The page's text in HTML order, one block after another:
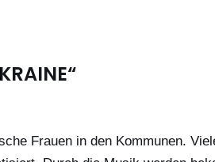
Frauen in den Kommunen.